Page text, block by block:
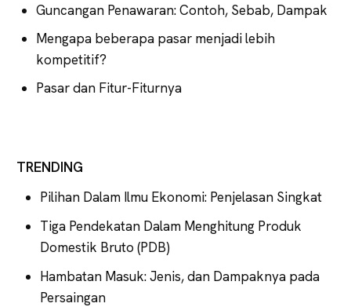
Guncangan Penawaran: Contoh, Sebab, Dampak
Mengapa beberapa pasar menjadi lebih
kompetitif?
Pasar dan Fitur-Fiturnya
TRENDING
Pilihan Dalam Ilmu Ekonomi: Penjelasan Singkat
Tiga Pendekatan Dalam Menghitung Produk
Domestik Bruto (PDB)
Hambatan Masuk: Jenis, dan Dampaknya pada
Persaingan